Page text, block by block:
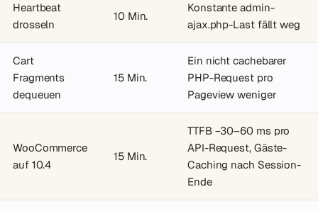
Heartbeat
drosseln
10 Min.
Konstante admin-
ajax.php-Last fällt weg
Cart
Fragments
dequeuen
15 Min.
Ein nicht cachebarer
PHP-Request pro
Pageview weniger
WooCommerce
auf 10.4
15 Min.
TTFB −30–60 ms pro
API-Request, Gäste-
Caching nach Session-
Ende